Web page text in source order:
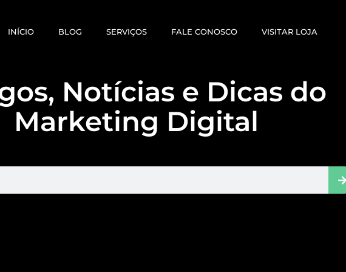
INÍCIO BLOG SERVIÇOS FALE CONOSCO VISITAR LOJA
Notícias e Dicas do
Marketing Digital